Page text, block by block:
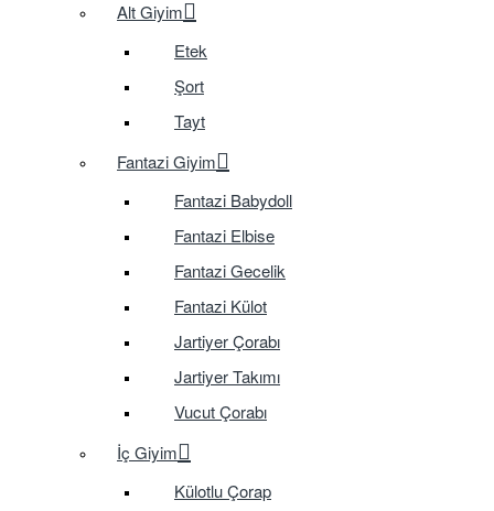
Alt Giyim
Etek
Şort
Tayt
Fantazi Giyim
Fantazi Babydoll
Fantazi Elbise
Fantazi Gecelik
Fantazi Külot
Jartiyer Çorabı
Jartiyer Takımı
Vucut Çorabı
İç Giyim
Külotlu Çorap